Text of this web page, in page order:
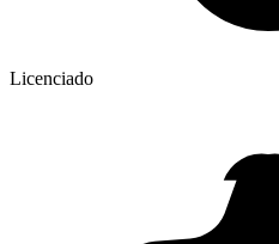
Licenciado